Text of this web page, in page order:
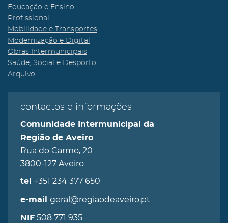
Educação e Ensino
Profissional
Mobilidade e Transportes
Modernização e Digital
Obras Intermunicipais
Saúde, Social e Desporto
Arquivo
contactos e informações
Comunidade Intermunicipal da
Região de Aveiro
Rua do Carmo, 20
3800-127 Aveiro
tel +351 234 377 650
e-mail geral@regiaodeaveiro.pt
NIF 508 771 935